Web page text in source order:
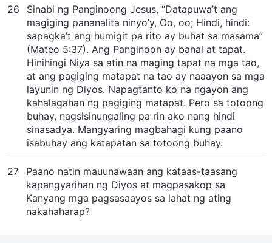
26
Sinabi ng Panginoong Jesus, “Datapuwa’t ang
magiging pananalita ninyo’y, Oo, oo; Hindi, hindi:
sapagka’t ang humigit pa rito ay buhat sa masama”
(Mateo 5:37). Ang Panginoon ay banal at tapat.
Hinihingi Niya sa atin na maging tapat na mga tao,
at ang pagiging matapat na tao ay naaayon sa mga
layunin ng Diyos. Napagtanto ko na ngayon ang
kahalagahan ng pagiging matapat. Pero sa totoong
buhay, nagsisinungaling pa rin ako nang hindi
sinasadya. Mangyaring magbahagi kung paano
isabuhay ang katapatan sa totoong buhay.
27
Paano natin mauunawaan ang kataas-taasang
kapangyarihan ng Diyos at magpasakop sa
Kanyang mga pagsasaayos sa lahat ng ating
nakahaharap?